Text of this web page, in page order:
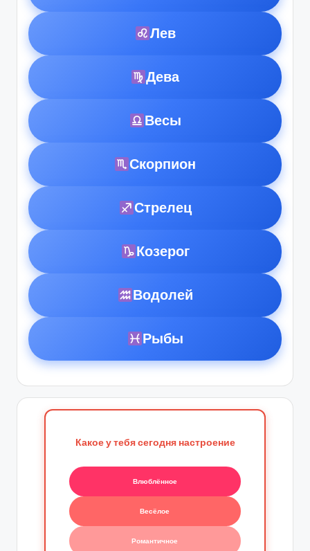
Лев
Дева
Весы
Скорпион
Стрелец
Козерог
Водолей
Рыбы
Какое у тебя сегодня настроение
Влюблённое
Весёлое
Романтичное